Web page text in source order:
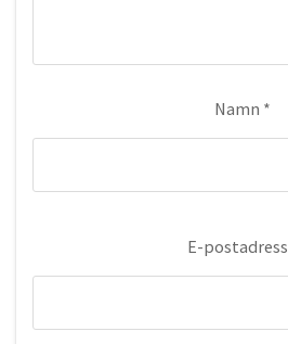
Namn *
E-postadress